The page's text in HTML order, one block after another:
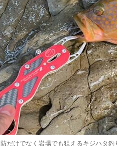
だけでなく岩場でも狙えるキジハタ釣